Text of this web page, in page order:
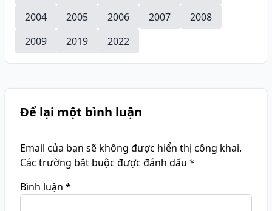
2004
2005 2006 2007
2008
2009
2019 2022
Để lại một bình luận
Email của bạn sẽ không được hiển thị công khai.
Các trường bắt buộc được đánh dấu *
Bình luận *